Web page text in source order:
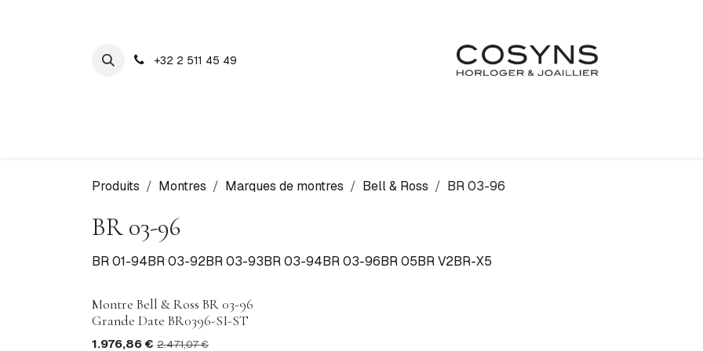
+32 2 511 45 49
Produits Montres Marques de montres Bell & Ross BR 03-96
BR 03-96
BR 01-94BR 03-92BR 03-93BR 03-94BR 03-96BR 05BR V2BR-X5
Promo 20%
Montre Bell & Ross BR 03-96
Grande Date BR0396-SI-ST
1.976,86 € 2.471,07€